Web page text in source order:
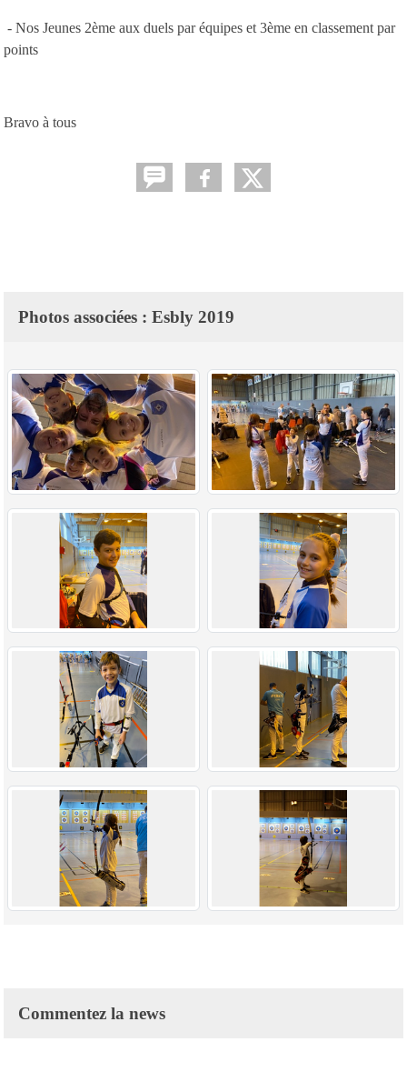
- Nos Jeunes 2ème aux duels par équipes et 3ème en classement par
points
Bravo à tous
Photos associées : Esbly 2019
Commentez la news